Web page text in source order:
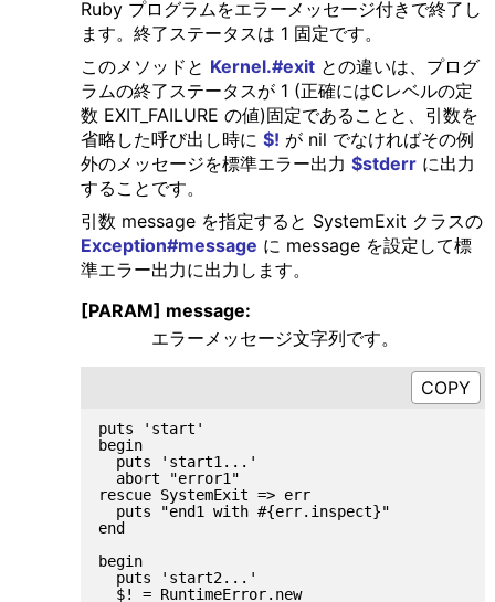
Ruby プログラムをエラーメッセージ付きで終了し
ます。終了ステータスは 1 固定です。
このメソッドと Kernel.#exitとの違いは、プログ
ラムの終了ステータスが 1 (正確にはCレベルの定
数 EXIT_FAILURE の値)固定であることと、引数を
省略した呼び出し時に $! が nil でなければその例
外のメッセージを標準エラー出力 $stderrに出力
することです。
引数 message を指定すると SystemExit クラスの
Exception#message に message を設定して標
準エラー出力に出力します。
[PARAM] message:
エラーメッセージ文字列です。
puts 'start'
begin
  puts 'start1...'
  abort "error1"
rescue SystemExit => err
  puts "end1 with #{err.inspect}"
end
begin
  puts 'start2...'
  $! = RuntimeError.new